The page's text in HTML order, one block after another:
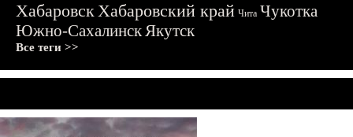
ХабаровскХабаровский край Чита Чукотка
Южно-СахалинскЯкутск
Все теги >>